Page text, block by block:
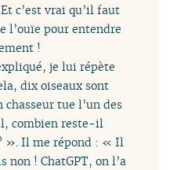
c’est vrai qu’il faut
l’ouïe pour entendre
!
je lui répète
dix oiseaux sont
chasseur tue l’un des
combien reste-il
». Il me répond : « Il
non ! ChatGPT, on l’a